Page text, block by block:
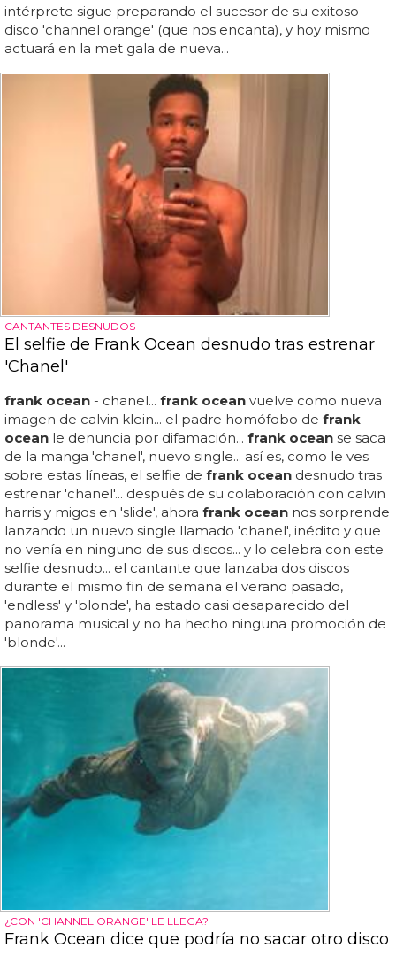
intérprete sigue preparando el sucesor de su exitoso
disco 'channel orange' (que nos encanta), y hoy mismo
actuará en la met gala de nueva...
CANTANTES DESNUDOS
El selfie de Frank Ocean desnudo tras estrenar
'Chanel'
frank ocean - chanel... frank ocean vuelve como nueva
imagen de calvin klein... el padre homófobo de frank
ocean le denuncia por difamación... frank ocean se saca
de la manga 'chanel', nuevo single... así es, como le ves
sobre estas líneas, el selfie de frank ocean desnudo tras
estrenar 'chanel'... después de su colaboración con calvin
harris y migos en 'slide', ahora frank ocean nos sorprende
lanzando un nuevo single llamado 'chanel', inédito y que
no venía en ninguno de sus discos... y lo celebra con este
selfie desnudo... el cantante que lanzaba dos discos
durante el mismo fin de semana el verano pasado,
'endless' y 'blonde', ha estado casi desaparecido del
panorama musical y no ha hecho ninguna promoción de
'blonde'...
¿CON 'CHANNEL ORANGE' LE LLEGA?
Frank Ocean dice que podría no sacar otro disco